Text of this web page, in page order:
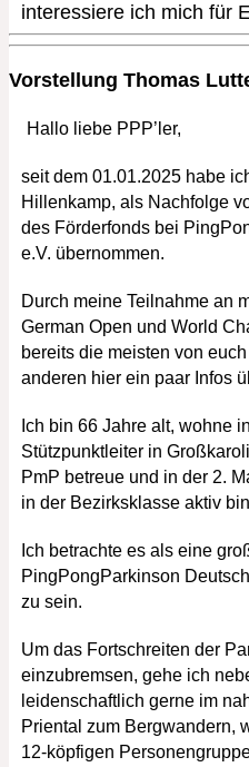
interessiere ich mich für
Vorstellung Thomas
Hallo liebe PPP’ler,
seit dem 01.01.2025 habe
Hillenkamp, als Nachfolge
des Förderfonds bei
e.V. übernommen.
Durch meine Teilnahme an
German Open und World
bereits die meisten von
anderen hier ein paar Infos
Ich bin 66 Jahre alt, wohne
Stützpunktleiter in
PmP betreue und in der 2.
in der Bezirksklasse aktiv
Ich betrachte es als eine
PingPongParkinson
zu sein.
Um das Fortschreiten der
einzubremsen, gehe ich
leidenschaftlich gerne im
Priental zum Bergwandern,
12-köpfigen